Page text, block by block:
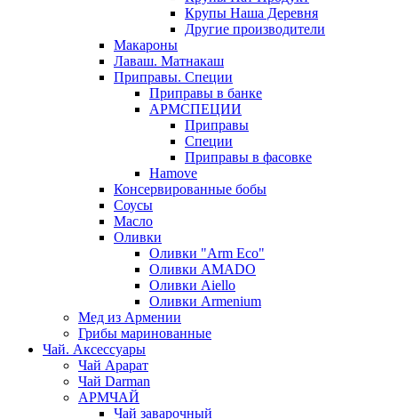
Крупы Наша Деревня
Другие производители
Макароны
Лаваш. Матнакаш
Приправы. Специи
Приправы в банке
АРМСПЕЦИИ
Приправы
Специи
Приправы в фасовке
Hamove
Консервированные бобы
Соусы
Масло
Оливки
Оливки "Arm Eco"
Оливки AMADO
Оливки Aiello
Оливки Armenium
Мед из Армении
Грибы маринованные
Чай. Аксессуары
Чай Арарат
Чай Darman
АРМЧАЙ
Чай заварочный